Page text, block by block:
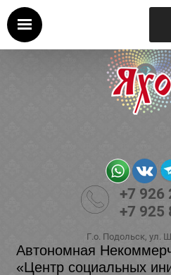
+7 926
+7 925
Г.о. Подольск, ул.
Автономная
«Центр социальных